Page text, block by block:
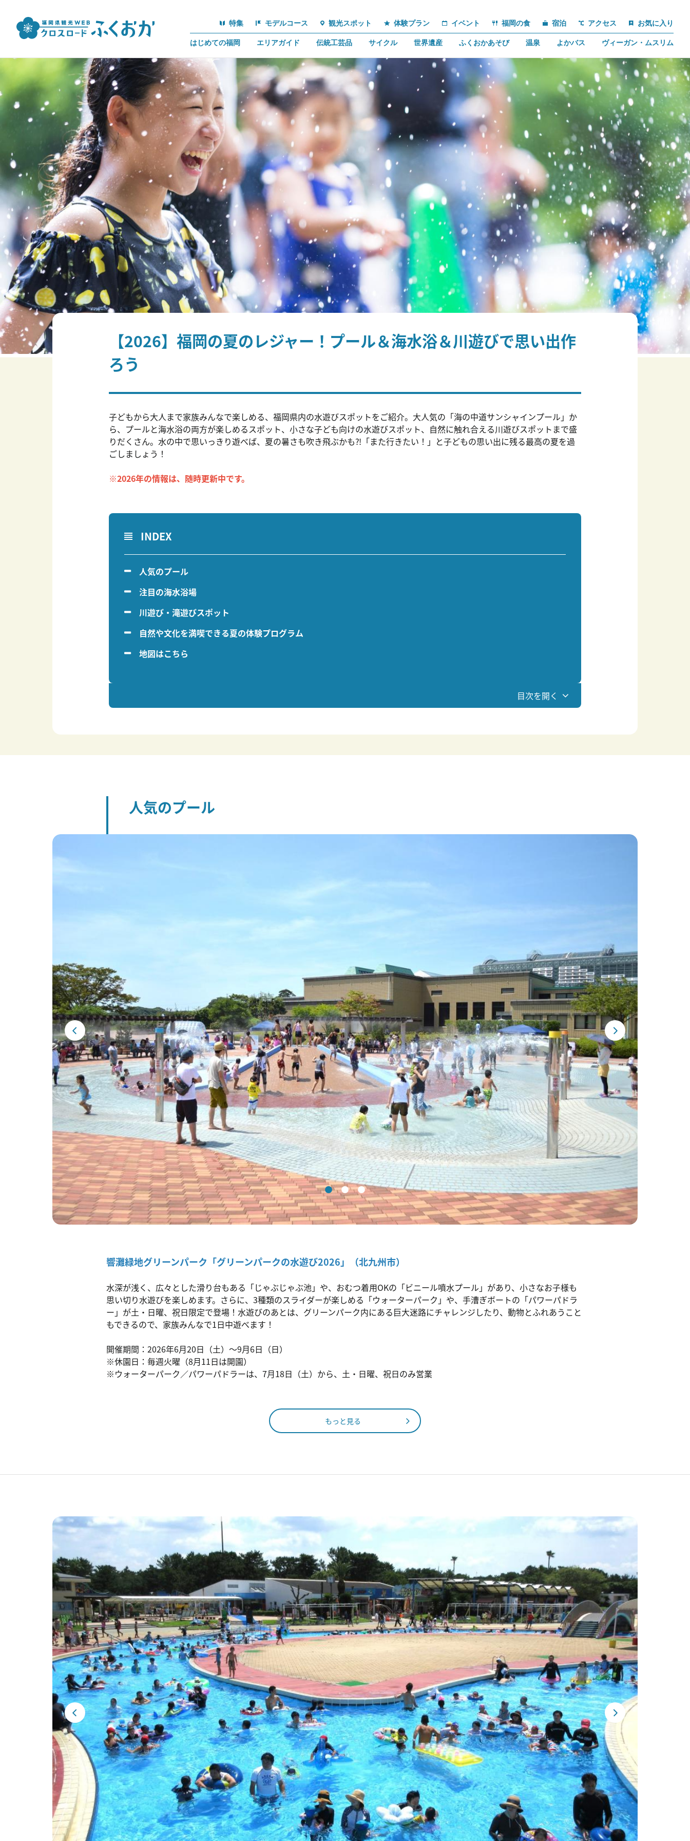
特集 モデルコース 観光スポット 体験プラン イベント 福岡の食 宿泊 アクセス お気に入り
はじめての福岡 エリアガイド 伝統工芸品 サイクル 世界遺産 ふくおかあそび 温泉 よかバス ヴィーガン・ムスリム
【2026】福岡の夏のレジャー！プール＆海水浴＆川遊びで思い出作
ろう
子どもから大人まで家族みんなで楽しめる、福岡県内の水遊びスポットをご紹介。大人気の「海の中道サンシャインプール」か
ら、プールと海水浴の両方が楽しめるスポット、小さな子ども向けの水遊びスポット、自然に触れ合える川遊びスポットまで盛
りだくさん。水の中で思いっきり遊べば、夏の暑さも吹き飛ぶかも⁈「また行きたい！」と子どもの思い出に残る最高の夏を過
ごしましょう！
※2026年の情報は、随時更新中です。
目次を開く
INDEX
人気のプール
注目の海水浴場
川遊び・滝遊びスポット
自然や文化を満喫できる夏の体験プログラム
地図はこちら
人気のプール
響灘緑地グリーンパーク「グリーンパークの水遊び2026」（北九州市）
水深が浅く、広々とした滑り台もある「じゃぶじゃぶ池」や、おむつ着用OKの「ビニール噴水プール」があり、小さなお子様も
思い切り水遊びを楽しめます。さらに、3種類のスライダーが楽しめる「ウォーターパーク」や、手漕ぎボートの「パワーパドラ
ー」が土・日曜、祝日限定で登場！水遊びのあとは、グリーンパーク内にある巨大迷路にチャレンジしたり、動物とふれあうこと
もできるので、家族みんなで1日中遊べます！
開催期間：2026年6月20日（土）～9月6日（日）
※休園日：毎週火曜（8月11日は開園）
※ウォーターパーク／パワーパドラーは、7月18日（土）から、土・日曜、祝日のみ営業
もっと見る